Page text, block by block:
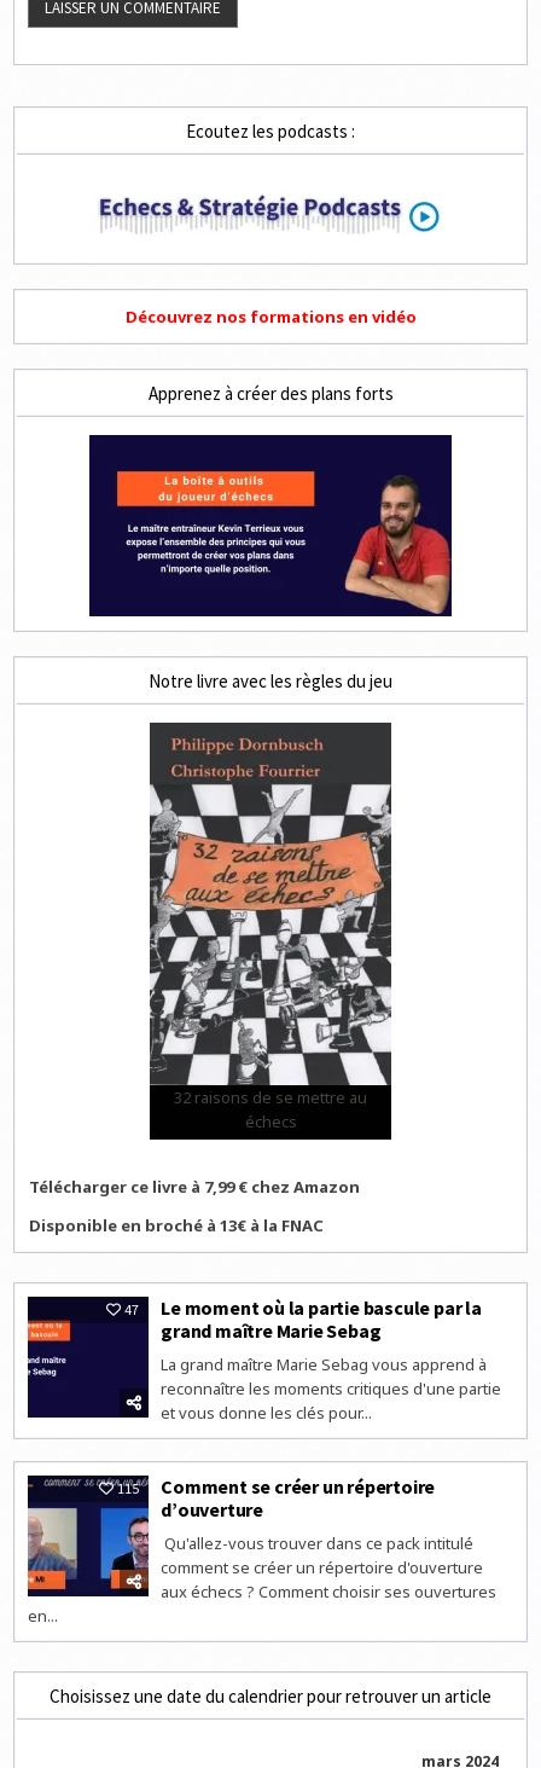
Ecoutez les podcasts :
Découvrez nos formations en vidéo
Apprenez à créer des plans forts
Notre livre avec les règles du jeu
32 raisons de se mettre au
échecs
Télécharger ce livre à 7,99 € chez Amazon
Disponible en broché à 13€ à la FNAC
47
Le moment où la partie bascule par la
grand maître Marie Sebag
La grand maître Marie Sebag vous apprend à
reconnaître les moments critiques d'une partie
et vous donne les clés pour...
115
Comment se créer un répertoire
d’ouverture
Qu'allez-vous trouver dans ce pack intitulé
comment se créer un répertoire d'ouverture
aux échecs ? Comment choisir ses ouvertures
en...
Choisissez une date du calendrier pour retrouver un article
mars 2024